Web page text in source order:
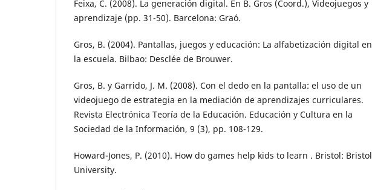
Feixa, C. (2008). La generación digital. En B. Gros (Coord.), Videojuegos y
aprendizaje (pp. 31-50). Barcelona: Graó.
Gros, B. (2004). Pantallas, juegos y educación: La alfabetización digital en
la escuela. Bilbao: Desclée de Brouwer.
Gros, B. y Garrido, J. M. (2008). Con el dedo en la pantalla: el uso de un
videojuego de estrategia en la mediación de aprendizajes curriculares.
Revista Electrónica Teoría de la Educación. Educación y Cultura en la
Sociedad de la Información, 9 (3), pp. 108-129.
Howard-Jones, P. (2010). How do games help kids to learn . Bristol: Bristol
University.